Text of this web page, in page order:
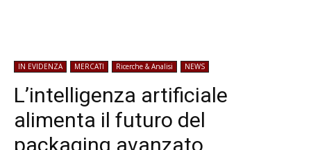
IN EVIDENZA MERCATI Ricerche & Analisi NEWS
L’intelligenza artificiale
alimenta il futuro del
packaging avanzato